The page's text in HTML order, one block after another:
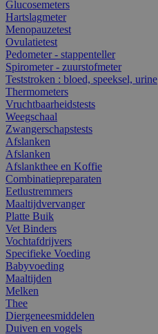
Glucosemeters
Hartslagmeter
Menopauzetest
Ovulatietest
Pedometer - stappenteller
Spirometer - zuurstofmeter
Teststroken : bloed, speeksel, urine
Thermometers
Vruchtbaarheidstests
Weegschaal
Zwangerschapstests
Afslanken
Afslanken
Afslankthee en Koffie
Combinatiepreparaten
Eetlustremmers
Maaltijdvervanger
Platte Buik
Vet Binders
Vochtafdrijvers
Specifieke Voeding
Babyvoeding
Maaltijden
Melken
Thee
Diergeneesmiddelen
Duiven en vogels